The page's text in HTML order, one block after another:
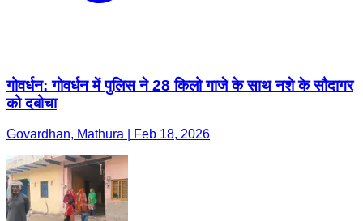
गोवर्धन: गोवर्धन में पुलिस ने 28 किलो गाजे के साथ नशे के सौदागर
को दबोचा
Govardhan, Mathura | Feb 18, 2026